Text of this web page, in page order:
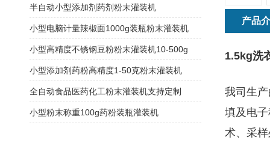
产品
1.5kg洗
我司生
填及电
术、采
半自动小型添加剂药剂粉末灌装机
小型电脑计量辣椒面1000g装瓶粉末灌装机
小型高精度不锈钢豆粉粉末灌装机10-500g
小型添加剂药粉高精度1-50克粉末灌装机
全自动食品医药化工粉末灌装机支持定制
小型粉末称重100g药粉装瓶灌装机